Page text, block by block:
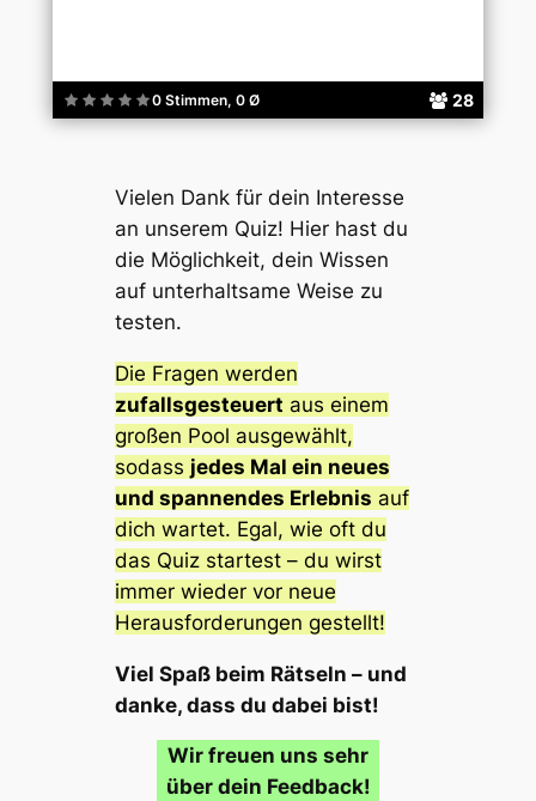
0 Stimmen, 0 Ø 28
Vielen Dank für dein Interesse
an unserem Quiz! Hier hast du
die Möglichkeit, dein Wissen
auf unterhaltsame Weise zu
testen.
Die Fragen werden
zufallsgesteuert aus einem
großen Pool ausgewählt,
sodass jedes Mal ein neues
und spannendes Erlebnis auf
dich wartet. Egal, wie oft du
das Quiz startest – du wirst
immer wieder vor neue
Herausforderungen gestellt!
Viel Spaß beim Rätseln – und
danke, dass du dabei bist!
Wir freuen uns sehr
über dein Feedback!